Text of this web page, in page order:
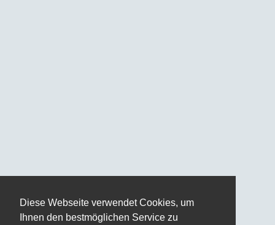
Diese Webseite verwendet Cookies, um
Ihnen den bestmöglichen Service zu